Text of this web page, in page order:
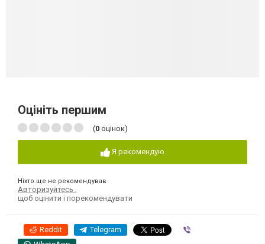
Оцініть першим
(0 оцінок)
Я рекомендую
Ніхто ще не рекомендував
Авторизуйтесь
щоб оцінити і порекомендувати
Reddit Telegram